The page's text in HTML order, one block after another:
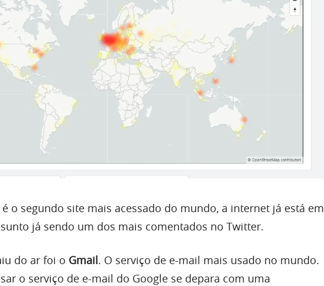
o segundo site mais acessado do mundo, a internet já está em
já sendo um dos mais comentados no Twitter.
do ar foi o Gmail. O serviço de e-mail mais usado no mundo.
o serviço de e-mail do Google se depara com uma